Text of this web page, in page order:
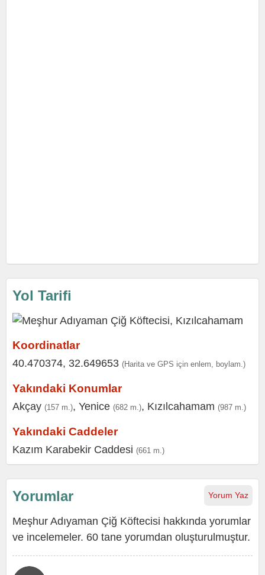
Yol Tarifi
Koordinatlar
40.470374, 32.649653 (Harita ve GPS için enlem, boylam.)
Yakındaki Konumlar
Akçay (157 m.), Yenice (682 m.), Kızılcahamam (987 m.)
Yakındaki Caddeler
Kazım Karabekir Caddesi (661 m.)
Yorum Yaz
Yorumlar
Meşhur Adıyaman Çiğ Köftecisi hakkında yorumlar
ve incelemeler. 60 tane yorumdan oluşturulmuştur.